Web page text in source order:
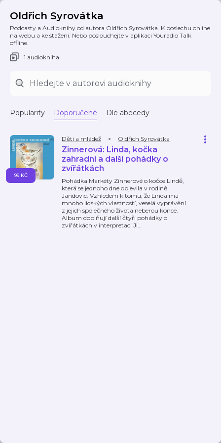
Oldřich Syrovátka
Podcasty a Audioknihy od autora Oldřich Syrovátka. K poslechu online
na webu a ke stažení. Nebo poslouchejte v aplikaci Youradio Talk
offline.
1 audiokniha
Popularity Doporučené Dle abecedy
Děti a mládež Oldřich Syrovátka
Zinnerová: Linda, kočka
zahradní a další pohádky o
zvířátkách
Pohádka Markéty Zinnerové o kočce Lindě,
která se jednoho dne objevila v rodině
Jandovic. Vzhledem k tomu, že Linda má
mnoho lidských vlastností, veselá vyprávění
z jejich společného života neberou konce.
Album doplňují další čtyři pohádky o
zvířátkách v interpretaci Ji…
99 KČ